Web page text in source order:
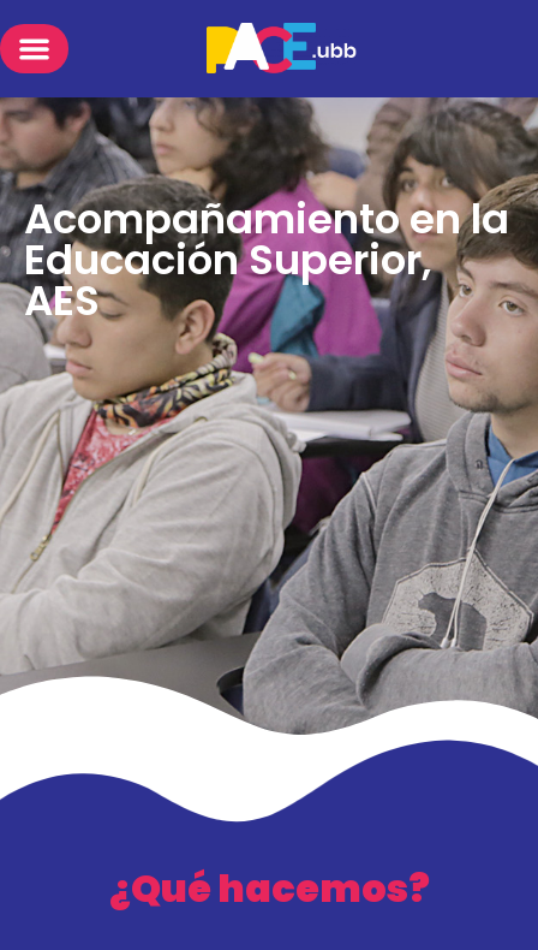
Acompañamiento en la
Educación Superior,
AES
¿Qué hacemos?